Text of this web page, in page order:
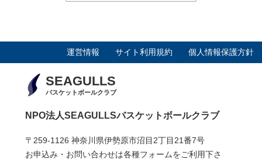
運営情報 サイト利用規約 個人情報保護方針
SEAGULLS
バスケットボールクラブ
NPO法人SEAGULLSバスケットボールクラブ
〒259-1126 神奈川県伊勢原市沼目2丁目21番7号
お申込み・お問い合わせは各種フォームをご利用下さ